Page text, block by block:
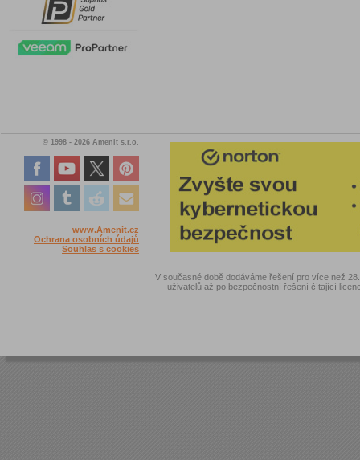
© 1998 - 2026 Amenit s.r.o.
www.Amenit.cz
Ochrana osobních údajů
Souhlas s cookies
V současné době dodáváme řešení pro více než
uživatelů až po bezpečnostní řešení čítající